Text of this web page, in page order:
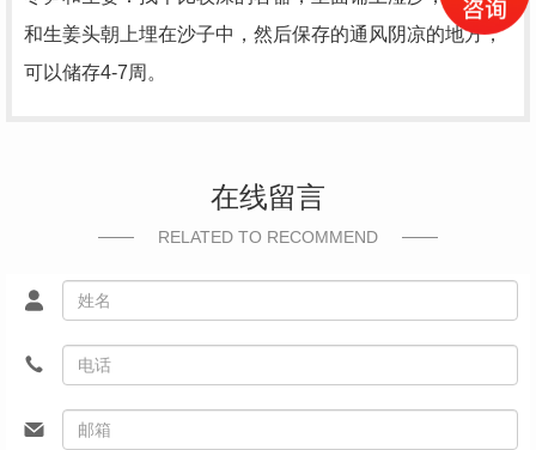
和生姜头朝上埋在沙子中，然后保存的通风阴凉的地方，
可以储存4-7周。
在线留言
RELATED TO RECOMMEND